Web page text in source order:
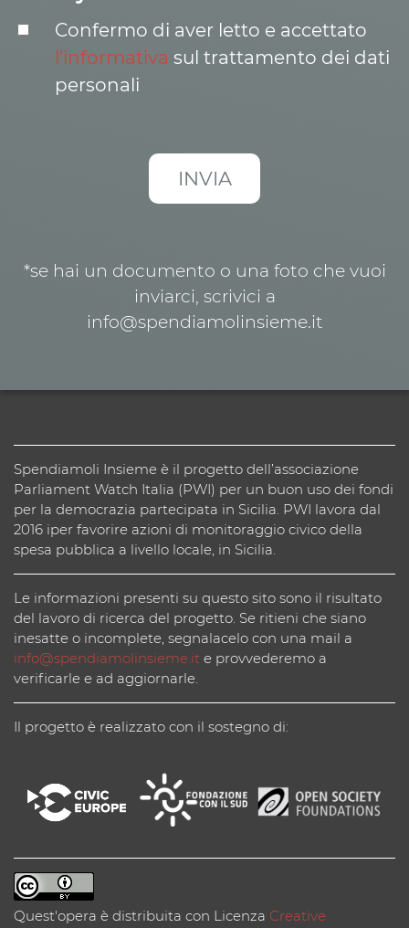
Confermo di aver letto e accettato
l’informativa sul trattamento dei dati
personali
*se hai un documento o una foto che vuoi
inviarci, scrivici a
info@spendiamolinsieme.it
Spendiamoli Insieme è il progetto dell’associazione
Parliament Watch Italia (PWI) per un buon uso dei fondi
per la democrazia partecipata in Sicilia. PWI lavora dal
2016 iper favorire azioni di monitoraggio civico della
spesa pubblica a livello locale, in Sicilia.
Le informazioni presenti su questo sito sono il risultato
del lavoro di ricerca del progetto. Se ritieni che siano
inesatte o incomplete, segnalacelo con una mail a
info@spendiamolinsieme.it e provvederemo a
verificarle e ad aggiornarle.
Il progetto è realizzato con il sostegno di:
Quest'opera è distribuita con Licenza Creative